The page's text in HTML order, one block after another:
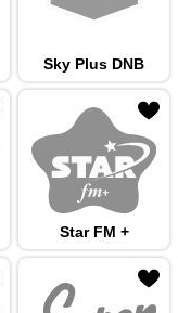
Sky Plus DNB
Star FM +